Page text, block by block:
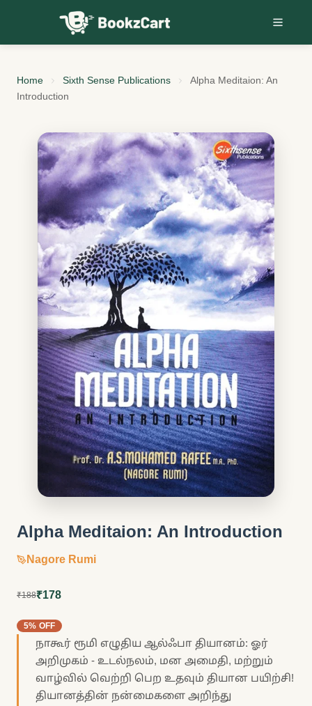
Skip to content
Home Sixth Sense Publications
Alpha Meditaion: An
Introduction
Alpha Meditaion: An Introduction
Nagore Rumi
₹188₹178
5% OFF
நாகூர் ரூமி எழுதிய ஆல்ஃபா தியானம்: ஓர்
அறிமுகம் - உடல்நலம், மன அமைதி, மற்றும்
வாழ்வில் வெற்றி பெற உதவும் தியான பயிற்சி!
தியானத்தின் நன்மைகளை அறிந்து